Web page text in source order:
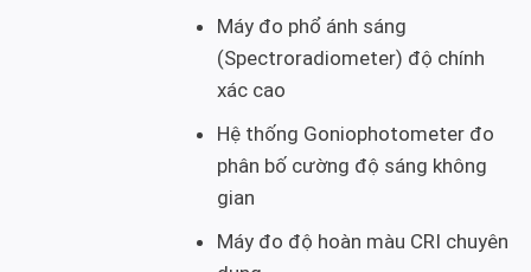
Máy đo phổ ánh sáng
(Spectroradiometer) độ chính
xác cao
Hệ thống Goniophotometer đo
phân bố cường độ sáng không
gian
Máy đo độ hoàn màu CRI chuyên